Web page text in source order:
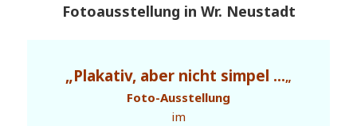
Fotoausstellung in Wr. Neustadt
„Plakativ, aber nicht simpel …„
Foto-Ausstellung
im